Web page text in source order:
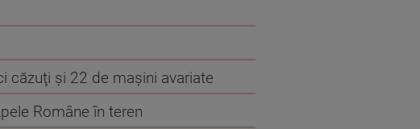
căzuţi şi 22 de mașini avariate
Române în teren